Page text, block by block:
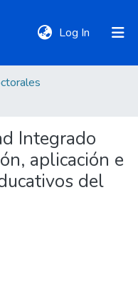
Log In (current)
Integrado
aplicación e
del